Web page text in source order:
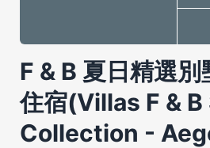
F & B 夏日精選
住宿(Villas F &
Collection -